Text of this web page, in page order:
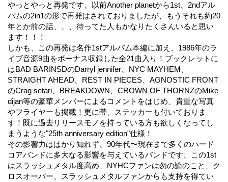
やっとやっと再発です、以前Another planetから1st、2ndアル
バムの2in1の形で再発はされておりましたが、もうそれも約20
年とか前の話、、、待ってた人もかなりたくさんいると思い
ます！！！
しかも、この再発は名作1stアルバム本編に加え、1986年のラ
イブ音源9曲をボーナス収録した全21曲入り！ブックレットに
はBAD BARINSDのDarryl jennifer、NYC MAYHEM、
STRAIGHT AHEAD、REST IN PIECES、AGNOSTIC FRONT
のCrag setari、BREAKDOWN、CROWN OF THORNZのMike
dijan等の豪華メンバーによるコメントをはじめ、貴重な写真
やフライヤーも掲載！更に帯、ステッカーも付いておりま
す！既に過去リリースモノを持っている方も欲しくなってし
まうような"25th anniversary edition"仕様！
その影響力ははかり知れず、90年代〜現在まで多くのハード
コアバンドに多大なる影響を与えているバンドです、この1st
はスラッシュメタル度高め、NYHCファンは勿の論のこと、ク
ロスオーバー、スラッシュメタルファンからも支持を得てい